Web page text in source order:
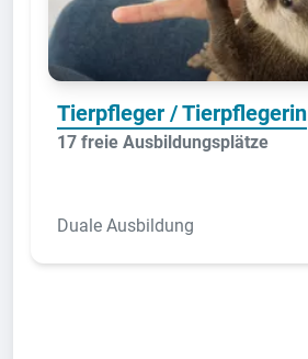
Tierpfleger / Tierpflegerin
17 freie Ausbildungsplätze
Duale Ausbildung